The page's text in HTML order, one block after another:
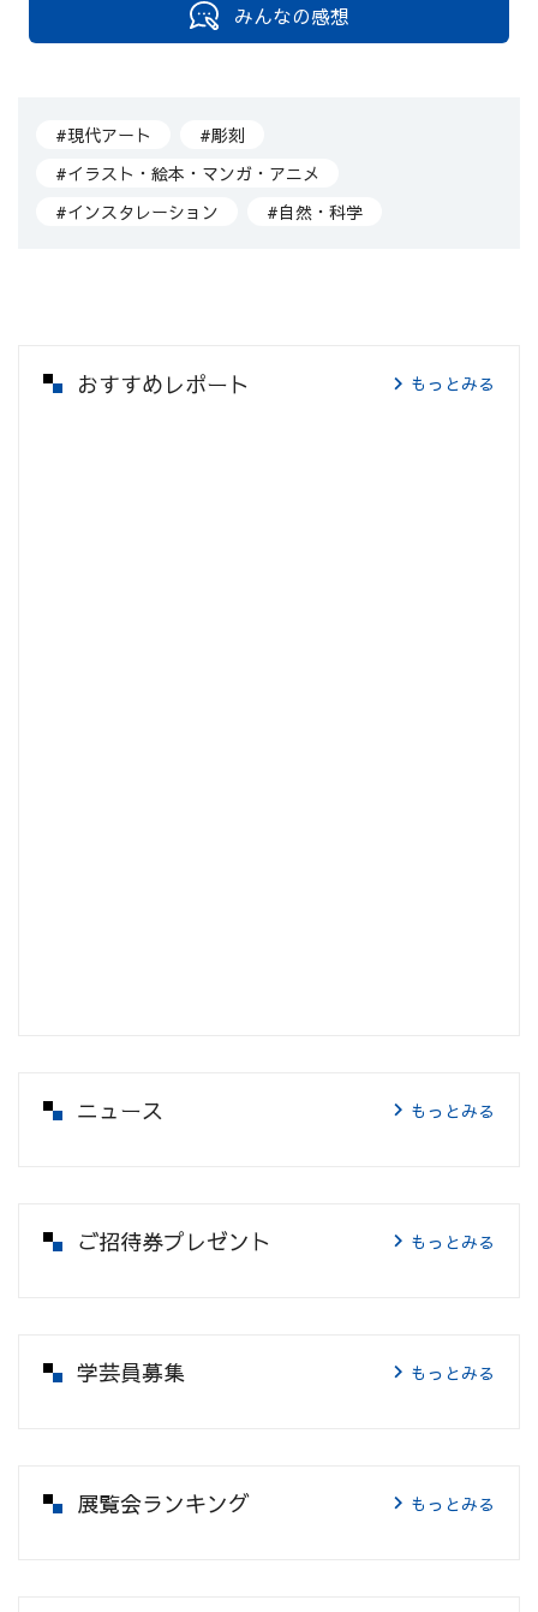
みんなの感想
#現代アート
#彫刻
#イラスト・絵本・マンガ・アニメ
#インスタレーション
#自然・科学
おすすめレポート もっとみる
ニュース もっとみる
ご招待券プレゼント もっとみる
学芸員募集 もっとみる
展覧会ランキング もっとみる